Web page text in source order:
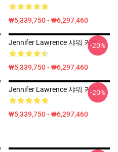
₩5,339,750 - ₩6,297,460
Jennifer Lawrence 샤워 커튼
₩5,339,750 - ₩6,297,460
-20%
Jennifer Lawrence 샤워 커튼
₩5,339,750 - ₩6,297,460
-20%